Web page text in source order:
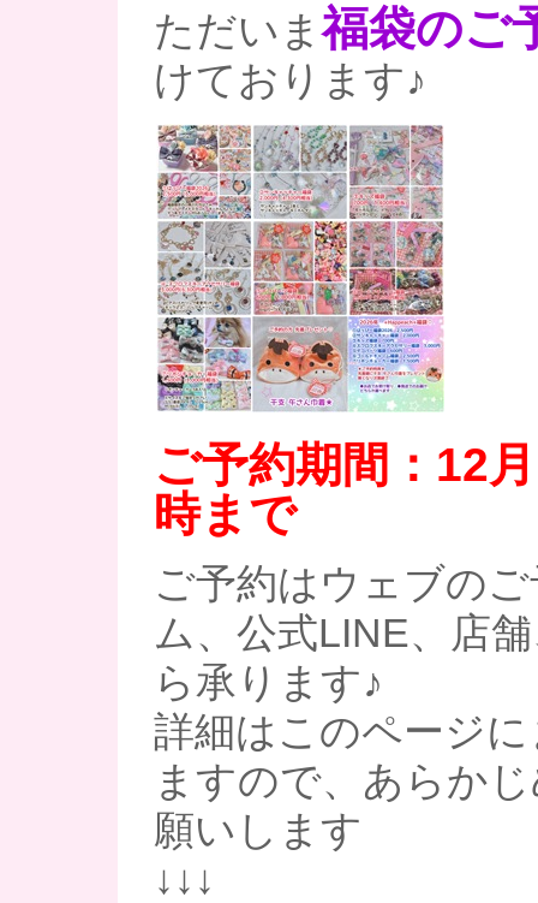
ただいま福袋のご
けております♪
ご予約期間：12
時まで
ご予約はウェブの
ム、公式LINE、店
ら承ります♪
詳細はこのページ
ますので、あらか
願いします
↓↓↓